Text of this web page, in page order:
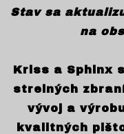
Stav sa
na
Kriss a Sphinx
strelných
vývoj a
kvalitných